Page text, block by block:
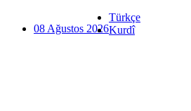
08 Ağustos 2026
Türkçe
Kurdî